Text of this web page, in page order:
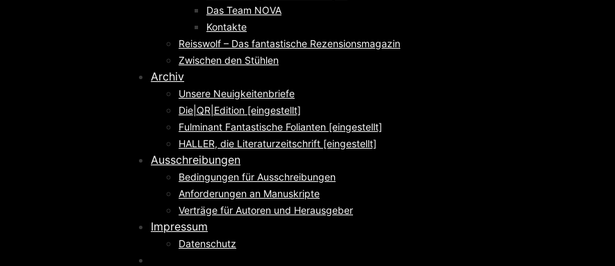
Das Team NOVA
Kontakte
Reisswolf – Das fantastische Rezensionsmagazin
Zwischen den Stühlen
Archiv
Unsere Neuigkeitenbriefe
Die|QR|Edition [eingestellt]
Fulminant Fantastische Folianten [eingestellt]
HALLER, die Literaturzeitschrift [eingestellt]
Ausschreibungen
Bedingungen für Ausschreibungen
Anforderungen an Manuskripte
Verträge für Autoren und Herausgeber
Impressum
Datenschutz